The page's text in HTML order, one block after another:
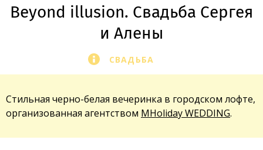
Beyond illusion. Свадьба Сергея
и Алены
СВАДЬБА
Стильная черно-белая вечеринка в городском лофте,
организованная агентством MHoliday WEDDING.